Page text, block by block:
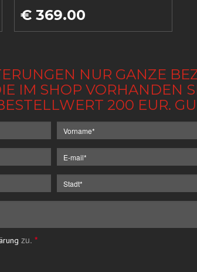
€ 369.00
NUR GANZE
IM SHOP VORHANDEN
200 EUR.
zu. *